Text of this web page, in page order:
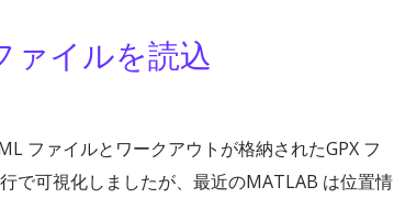
ァイルを読込
ファイルとワークアウトが格納されたGPX フ
で可視化しましたが、最近のMATLAB は位置情